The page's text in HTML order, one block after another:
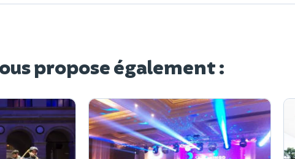
propose également :